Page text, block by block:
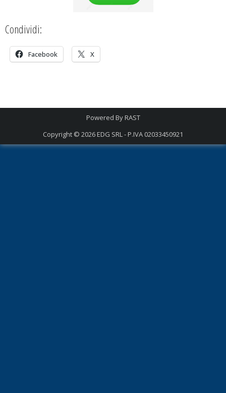
Condividi:
Facebook X
Powered ByRAST
Copyright © 2026EDG SRL - P.IVA 02033450921